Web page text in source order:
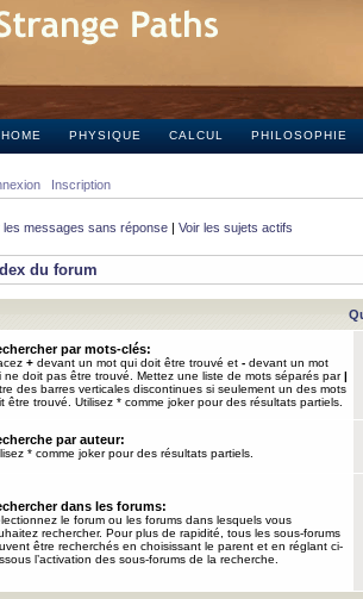
HOME PHYSIQUE CALCUL PHILOSOPHIE
Inscription
les messages sans réponse | Voir les sujets actifs
du forum
par mots-clés:
+ devant un mot qui doit être trouvé et - devant un mot
ne doit pas être trouvé. Mettez une liste de mots séparés par|
des barres verticales discontinues si seulement un des mots
être trouvé. Utilisez * comme joker pour des résultats partiels.
par auteur:
* comme joker pour des résultats partiels.
dans les forums:
le forum ou les forums dans lesquels vous
rechercher. Pour plus de rapidité, tous les sous-forums
être recherchés en choisissant le parent et en réglant ci-
l’activation des sous-forums de la recherche.